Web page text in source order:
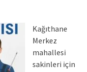
Kağıthane
Merkez
mahallesi
sakinleri için